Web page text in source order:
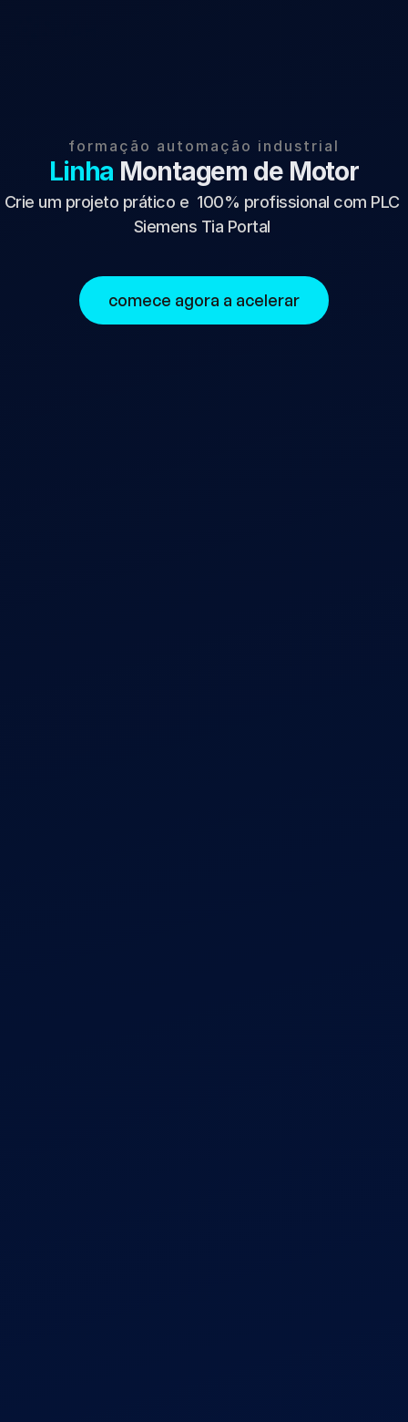
formação automação industrial
Linha Montagem de Motor
Crie um projeto prático e  100% profissional com PLC
Siemens Tia Portal
comece agora a acelerar